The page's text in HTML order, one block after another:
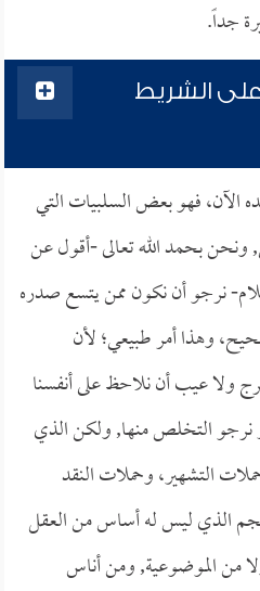
جداً.
على الشريط
الآن، فهو بعض السلبيات التي
بحمد الله تعالى -أقول عن
نرجو أن نكون ممن يتسع صدره
وهذا أمر طبيعي؛ لأن
ولا عيب أن نلاحظ على أنفسنا
نرجو التخلص منها, ولكن الذي
التشهير، وحملات النقد
الذي ليس له أساس من العقل
من الموضوعية, ومن أناس